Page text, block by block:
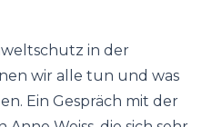
in der
wir alle tun und was
Ein Gespräch mit der